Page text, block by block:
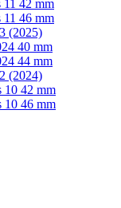
42 mm
46 mm
(2025)
40 mm
44 mm
(2024)
10 42 mm
10 46 mm